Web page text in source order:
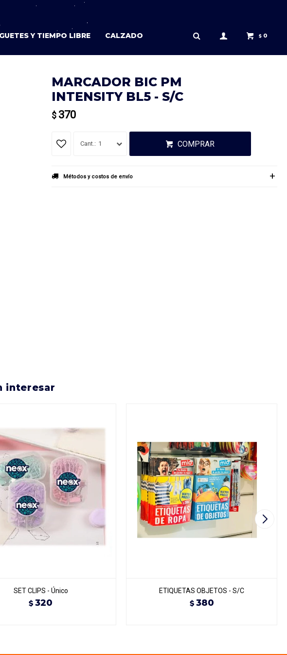
Y TIEMPO LIBRE CALZADO $ 0
MARCADOR BIC PM
INTENSITY BL5 - S/C
$ 370
1 COMPRAR
Métodos y costos de envío
interesar
SET CLIPS - Único
$ 320
ETIQUETAS OBJETOS - S/C
$ 380